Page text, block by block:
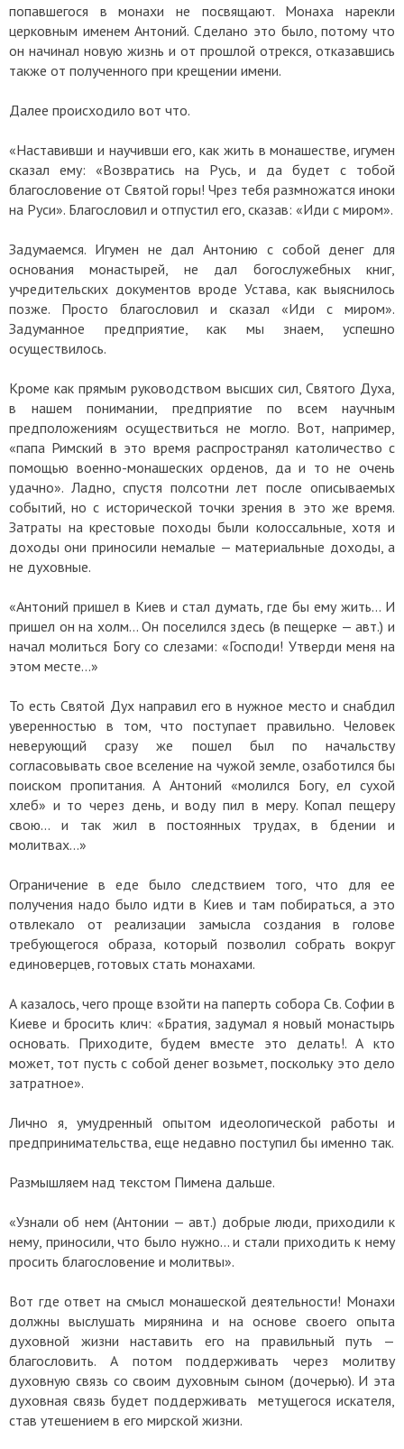
попавшегося в монахи не посвящают. Монаха нарекли
церковным именем Антоний. Сделано это было, потому что
он начинал новую жизнь и от прошлой отрекся, отказавшись
также от полученного при крещении имени.
Далее происходило вот что.
«Наставивши и научивши его, как жить в монашестве, игумен
сказал ему: «Возвратись на Русь, и да будет с тобой
благословение от Святой горы! Чрез тебя размножатся иноки
на Руси». Благословил и отпустил его, сказав: «Иди с миром».
Задумаемся. Игумен не дал Антонию с собой денег для
основания монастырей, не дал богослужебных книг,
учредительских документов вроде Устава, как выяснилось
позже. Просто благословил и сказал «Иди с миром».
Задуманное предприятие, как мы знаем, успешно
осуществилось.
Кроме как прямым руководством высших сил, Святого Духа,
в нашем понимании, предприятие по всем научным
предположениям осуществиться не могло. Вот, например,
«папа Римский в это время распространял католичество с
помощью военно-монашеских орденов, да и то не очень
удачно». Ладно, спустя полсотни лет после описываемых
событий, но с исторической точки зрения в это же время.
Затраты на крестовые походы были колоссальные, хотя и
доходы они приносили немалые — материальные доходы, а
не духовные.
«Антоний пришел в Киев и стал думать, где бы ему жить… И
пришел он на холм… Он поселился здесь (в пещерке — авт.) и
начал молиться Богу со слезами: «Господи! Утверди меня на
этом месте…»
То есть Святой Дух направил его в нужное место и снабдил
уверенностью в том, что поступает правильно. Человек
неверующий сразу же пошел был по начальству
согласовывать свое вселение на чужой земле, озаботился бы
поиском пропитания. А Антоний «молился Богу, ел сухой
хлеб» и то через день, и воду пил в меру. Копал пещеру
свою… и так жил в постоянных трудах, в бдении и
молитвах…»
Ограничение в еде было следствием того, что для ее
получения надо было идти в Киев и там побираться, а это
отвлекало от реализации замысла создания в голове
требующегося образа, который позволил собрать вокруг
единоверцев, готовых стать монахами.
А казалось, чего проще взойти на паперть собора Св. Софии в
Киеве и бросить клич: «Братия, задумал я новый монастырь
основать. Приходите, будем вместе это делать!. А кто
может, тот пусть с собой денег возьмет, поскольку это дело
затратное».
Лично я, умудренный опытом идеологической работы и
предпринимательства, еще недавно поступил бы именно так.
Размышляем над текстом Пимена дальше.
«Узнали об нем (Антонии — авт.) добрые люди, приходили к
нему, приносили, что было нужно… и стали приходить к нему
просить благословение и молитвы».
Вот где ответ на смысл монашеской деятельности! Монахи
должны выслушать мирянина и на основе своего опыта
духовной жизни наставить его на правильный путь —
благословить. А потом поддерживать через молитву
духовную связь со своим духовным сыном (дочерью). И эта
духовная связь будет поддерживать метущегося искателя,
став утешением в его мирской жизни.